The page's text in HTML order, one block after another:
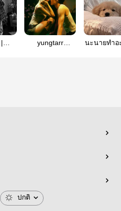
yungtarr
นะนายทำอ
ปกติ